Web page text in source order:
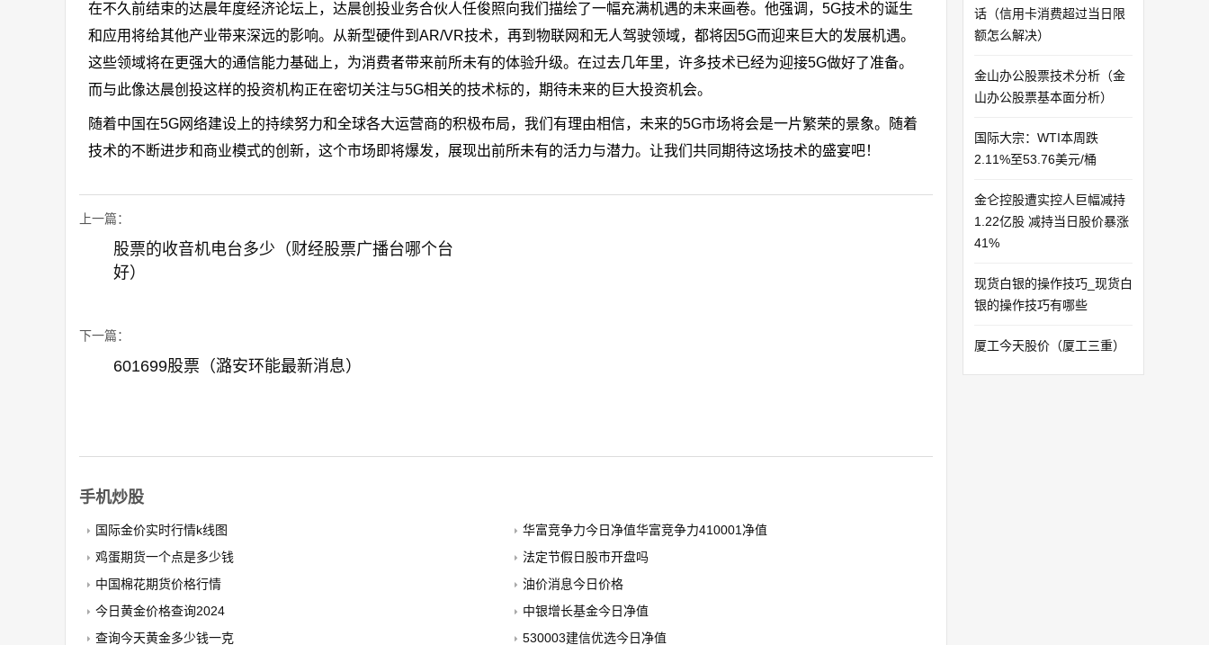
在不久前结束的达晨年度经济论坛上，达晨创投业务合伙人任俊照向我们描绘了一幅充满机遇的未来画卷。他强调，5G技术的诞生
和应用将给其他产业带来深远的影响。从新型硬件到AR/VR技术，再到物联网和无人驾驶领域，都将因5G而迎来巨大的发展机遇。
这些领域将在更强大的通信能力基础上，为消费者带来前所未有的体验升级。在过去几年里，许多技术已经为迎接5G做好了准备。
而与此像达晨创投这样的投资机构正在密切关注与5G相关的技术标的，期待未来的巨大投资机会。
随着中国在5G网络建设上的持续努力和全球各大运营商的积极布局，我们有理由相信，未来的5G市场将会是一片繁荣的景象。随着
技术的不断进步和商业模式的创新，这个市场即将爆发，展现出前所未有的活力与潜力。让我们共同期待这场技术的盛宴吧！
上一篇：
股票的收音机电台多少（财经股票广播台哪个台
好）
下一篇：
601699股票（潞安环能最新消息）
手机炒股
国际金价实时行情k线图
华富竞争力今日净值华富竞争力410001净值
鸡蛋期货一个点是多少钱
法定节假日股市开盘吗
中国棉花期货价格行情
油价消息今日价格
今日黄金价格查询2024
中银增长基金今日净值
查询今天黄金多少钱一克
530003建信优选今日净值
话（信用卡消费超过当日限
额怎么解决）
金山办公股票技术分析（金
山办公股票基本面分析）
国际大宗：WTI本周跌
2.11%至53.76美元/桶
金仑控股遭实控人巨幅减持
1.22亿股 减持当日股价暴涨
41%
现货白银的操作技巧_现货白
银的操作技巧有哪些
厦工今天股价（厦工三重）